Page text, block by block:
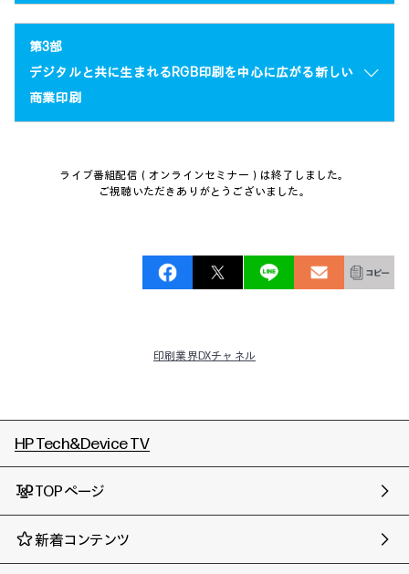
第3部
デジタルと共に生まれるRGB印刷を中心に広がる新しい
商業印刷
ライブ番組配信（オンラインセミナー）は終了しました。
ご視聴いただきありがとうございました。
印刷業界DXチャネル
HP Tech&Device TV
TOPページ
新着コンテンツ